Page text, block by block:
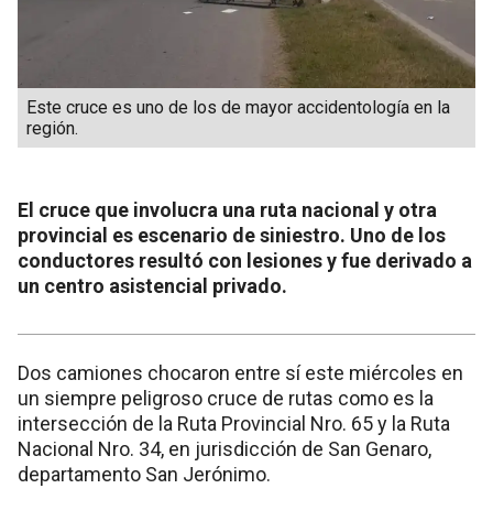
Este cruce es uno de los de mayor accidentología en la
región.
El cruce que involucra una ruta nacional y otra
provincial es escenario de siniestro. Uno de los
conductores resultó con lesiones y fue derivado a
un centro asistencial privado.
Dos camiones chocaron entre sí este miércoles en
un siempre peligroso cruce de rutas como es la
intersección de la Ruta Provincial Nro. 65 y la Ruta
Nacional Nro. 34, en jurisdicción de San Genaro,
departamento San Jerónimo.